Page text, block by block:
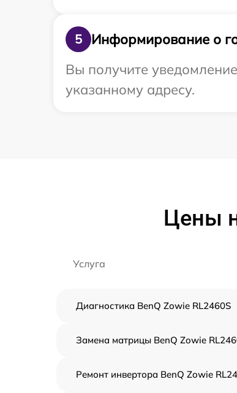
5
Информирование о
Вы получите
указанному адресу.
Цены
Услуга
Диагностика BenQ Zowie RL2460S
Замена матрицы BenQ Zowie
Ремонт инвертора BenQ Zowie